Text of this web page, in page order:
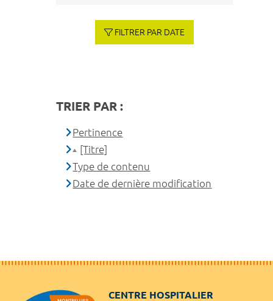
FILTRER PAR DATE
TRIER PAR :
Pertinence
[Titre]
Type de contenu
Date de dernière modification
CENTRE HOSPITALIER